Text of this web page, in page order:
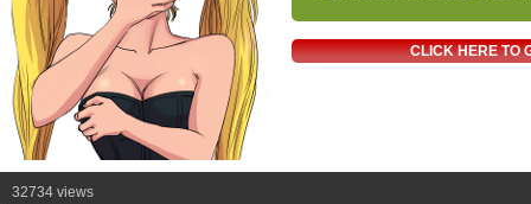
CLICK HERE TO
32734 views